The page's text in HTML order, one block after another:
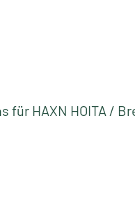
für HAXN HOITA /